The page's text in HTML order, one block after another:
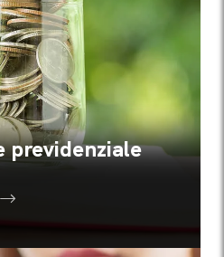
previdenziale